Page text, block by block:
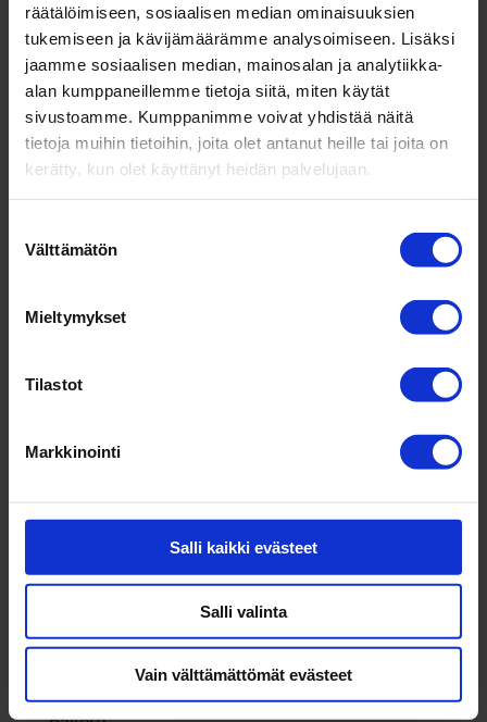
räätälöimiseen, sosiaalisen median ominaisuuksien
tukemiseen ja kävijämäärämme analysoimiseen. Lisäksi
jaamme sosiaalisen median, mainosalan ja analytiikka-
alan kumppaneillemme tietoja siitä, miten käytät
sivustoamme. Kumppanimme voivat yhdistää näitä
tietoja muihin tietoihin, joita olet antanut heille tai joita on
kerätty, kun olet käyttänyt heidän palvelujaan.
valinta
Välttämätön
Mieltymykset
Tilastot
Markkinointi
Salli kaikki evästeet
Salli valinta
Vain välttämättömät evästeet
Öljy­piste: Asia­kas­pal­velun ja esi­hen­ki­lötyön
kehit­tä­minen vie koko yri­tystä eteenpäin
mennessä ulla|kesä 7, 2024| Asiakastarinat,
Johtajuus ,Kaikki,Yrittäjyys
öljyn­vaih­toihin eri­kois­tunut yksi­tyinen per­hey­
piste. Öljy­piste on onnis­tunut kas­vat­tamaan lii­
ajan. Öljy­pisteen...
Into­talon webi­naa­ri­tal­lenteet — iso kuun­te­lu­